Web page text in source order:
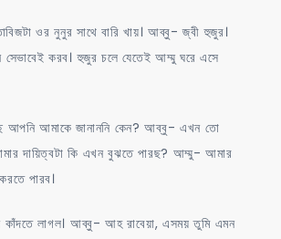
ওর নুনুর সাথে বারি খায়। আব্বু- জ্বী হুজুর।
সেভাবেই করব। হুজুর চলে যেতেই আম্মু ঘরে এসে
আপনি আমাকে জানাননি কেন? আব্বু- এখন তো
দায়িত্বটা কি এখন বুঝতে পারছ? আম্মু- আমার
পারব।
লাগল। আব্বু- আহ রাবেয়া, এসময় তুমি এমন